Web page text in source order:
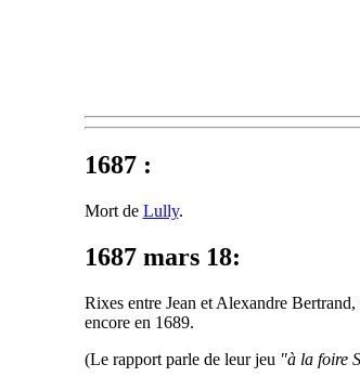
1687 :
Mort de Lully.
1687 mars 18:
Rixes entre Jean et Alexandre
encore en 1689.
(Le rapport parle de leur jeu "à la foire